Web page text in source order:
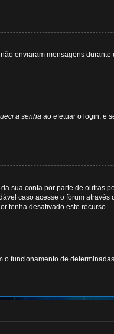
enviaram mensagens
a senha ao efetuar o login, e
sua conta por parte de outras
caso acesse o fórum
tenha desativado este recurso.
funcionamento de